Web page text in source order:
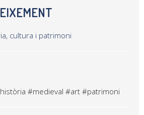
cultura i patrimoni
#medieval #art #patrimoni